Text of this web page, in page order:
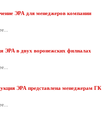
ЭРА для менеджеров компании
ЭРА в двух воронежских филиалах
ЭРА представлена менеджерам ГК